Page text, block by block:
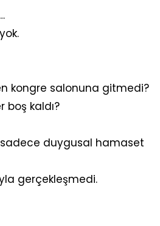
kongre salonuna gitmedi?
kaldı?
sadece duygusal hamaset
gerçekleşmedi.